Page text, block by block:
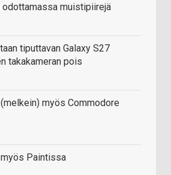
odottamassa muistipiirejä
tiputtavan Galaxy S27
takakameran pois
myös Commodore
Paintissa